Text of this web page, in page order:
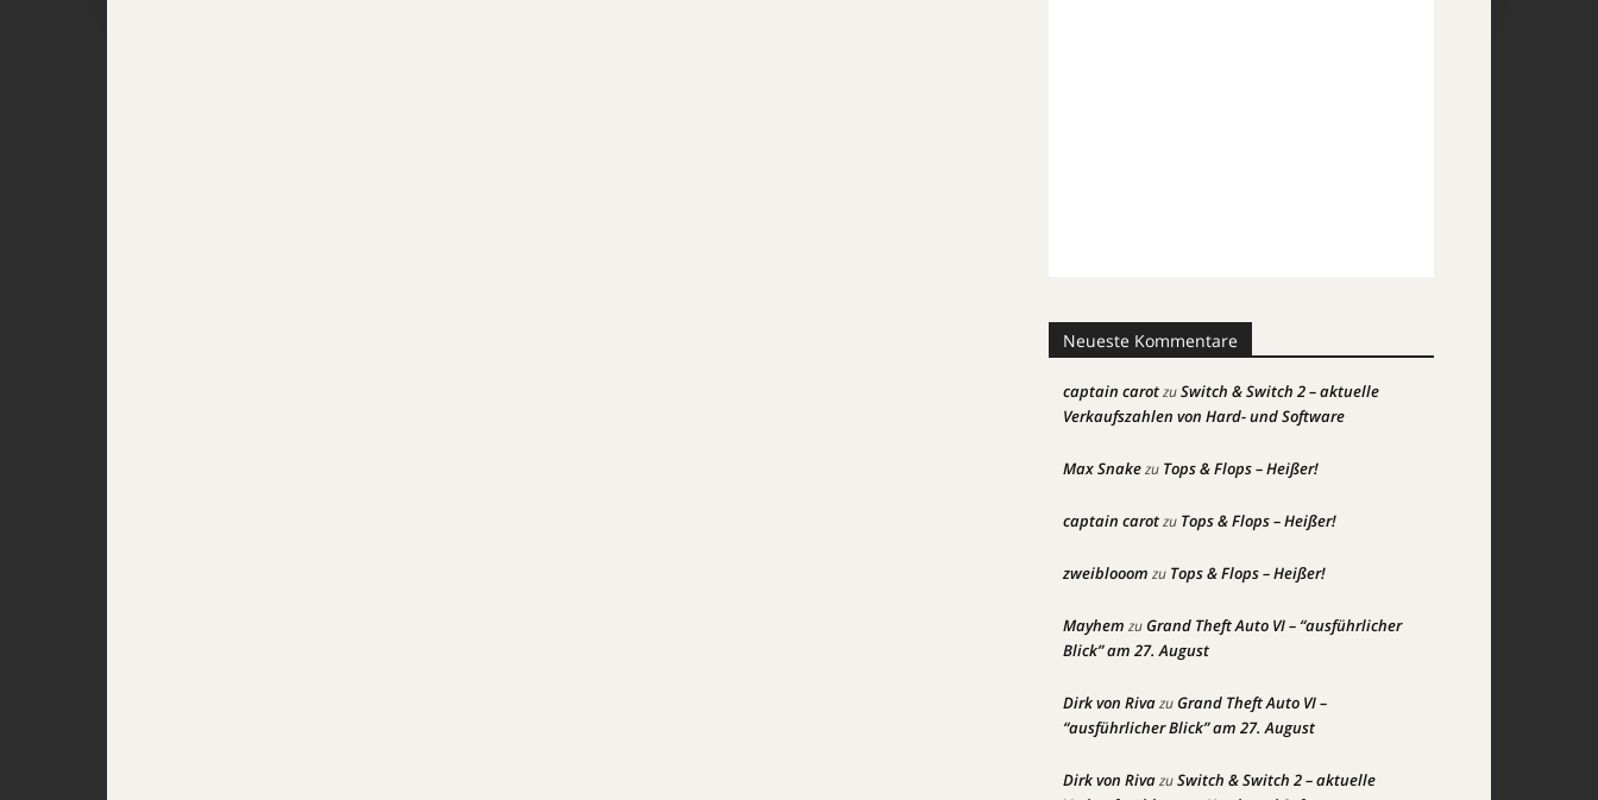
Neueste Kommentare
captain carotzuSwitch & Switch 2 – aktuelle
Verkaufszahlen von Hard- und Software
Max Snakezu Tops & Flops – Heißer!
captain carotzu Tops & Flops – Heißer!
zweiblooom zu Tops & Flops – Heißer!
Mayhem zuGrand Theft Auto VI – “ausführlicher
Blick” am 27. August
Dirk von RivazuGrand Theft Auto VI –
“ausführlicher Blick” am 27. August
Dirk von RivazuSwitch & Switch 2 – aktuelle